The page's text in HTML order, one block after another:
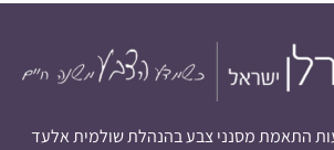
התאמת מסנני צבע בהנהלת שולמית אלעד